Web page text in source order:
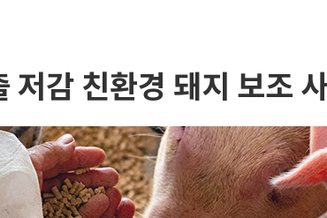
저감 친환경 돼지 보조